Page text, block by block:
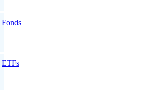
Fonds
ETFs